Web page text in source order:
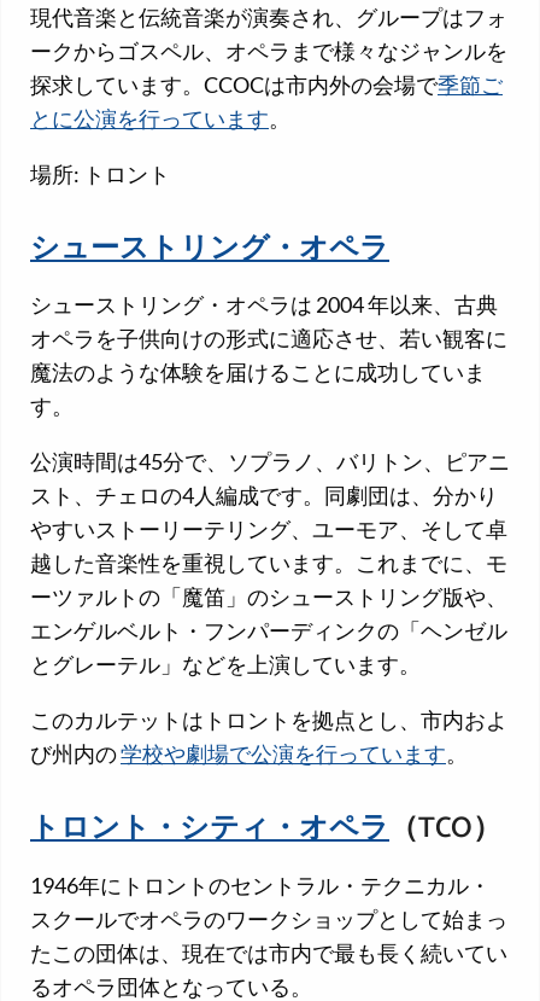
現代音楽と伝統音楽が演奏され、グループはフォ
ークからゴスペル、オペラまで様々なジャンルを
探求しています。CCOCは市内外の会場で季節ご
とに公演を行っています。
場所: トロント
シューストリング・オペラ
シューストリング・オペラは 2004 年以来、古典
オペラを子供向けの形式に適応させ、若い観客に
魔法のような体験を届けることに成功していま
す。
公演時間は45分で、ソプラノ、バリトン、ピアニ
スト、チェロの4人編成です。同劇団は、分かり
やすいストーリーテリング、ユーモア、そして卓
越した音楽性を重視しています。これまでに、モ
ーツァルトの「魔笛」のシューストリング版や、
エンゲルベルト・フンパーディンクの「ヘンゼル
とグレーテル」などを上演しています。
このカルテットはトロントを拠点とし、市内およ
び州内の学校や劇場で公演を行っています。
トロント・シティ・オペラ （TCO）
1946年にトロントのセントラル・テクニカル・
スクールでオペラのワークショップとして始まっ
たこの団体は、現在では市内で最も長く続いてい
るオペラ団体となっている。